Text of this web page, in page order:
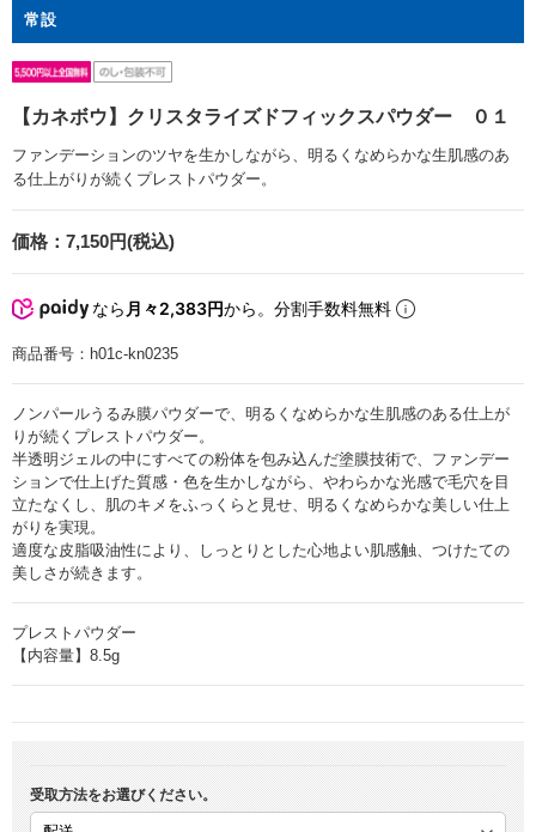
常設
【カネボウ】クリスタライズドフィックスパウダー ０１
ファンデーションのツヤを生かしながら、明るくなめらかな生肌感のあ
る仕上がりが続くプレストパウダー。
価格： 7,150円(税込)
なら 月々2,383円から。分割手数料無料
商品番号： h01c-kn0235
ノンパールうるみ膜パウダーで、明るくなめらかな生肌感のある仕上が
りが続くプレストパウダー。
半透明ジェルの中にすべての粉体を包み込んだ塗膜技術で、ファンデー
ションで仕上げた質感・色を生かしながら、やわらかな光感で毛穴を目
立たなくし、肌のキメをふっくらと見せ、明るくなめらかな美しい仕上
がりを実現。
適度な皮脂吸油性により、しっとりとした心地よい肌感触、つけたての
美しさが続きます。
プレストパウダー
【内容量】8.5g
受取方法をお選びください。